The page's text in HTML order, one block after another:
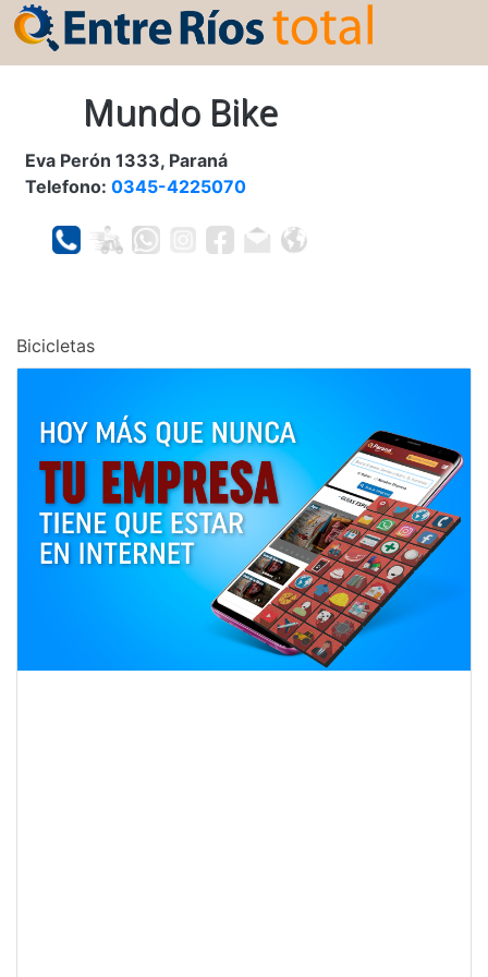
Mundo Bike
Eva Perón 1333, Paraná
Telefono: 0345-4225070
Bicicletas